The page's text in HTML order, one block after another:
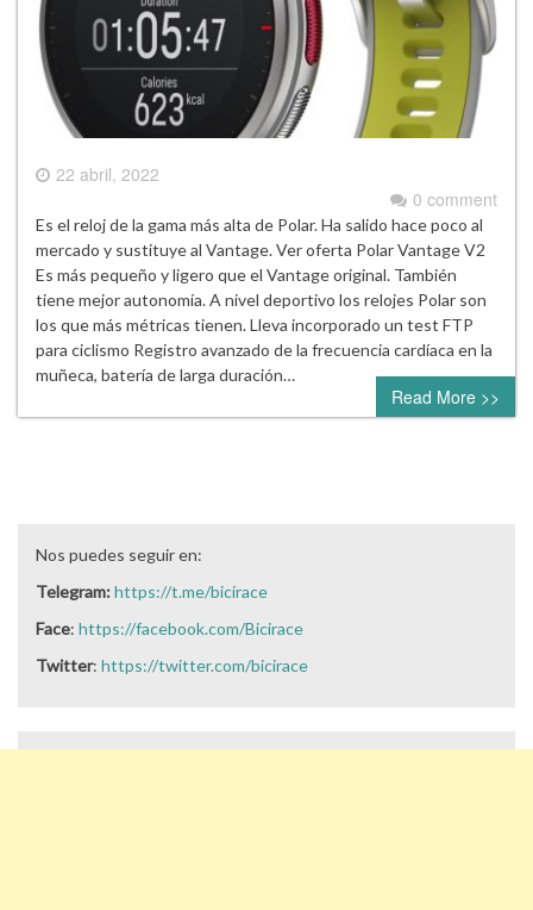
22 abril, 2022
0 comment
Es el reloj de la gama más alta de Polar. Ha salido hace poco al
mercado y sustituye al Vantage. Ver oferta Polar Vantage V2
Es más pequeño y ligero que el Vantage original. También
tiene mejor autonomía. A nivel deportivo los relojes Polar son
los que más métricas tienen. Lleva incorporado un test FTP
para ciclismo Registro avanzado de la frecuencia cardíaca en la
muñeca, batería de larga duración…
Read More >>
Nos puedes seguir en:
Telegram:https://t.me/bicirace
Face: https://facebook.com/Bicirace
Twitter: https://twitter.com/bicirace